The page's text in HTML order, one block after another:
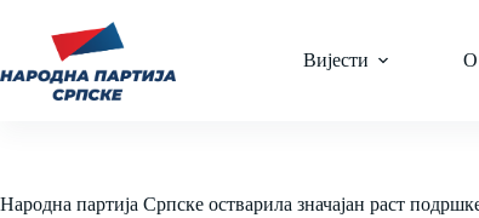
Вијести
Народна партија Српске остварила значајан раст